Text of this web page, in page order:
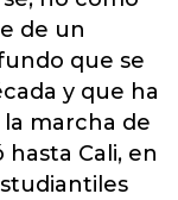
de un
que se
y que ha
marcha de
Cali, en